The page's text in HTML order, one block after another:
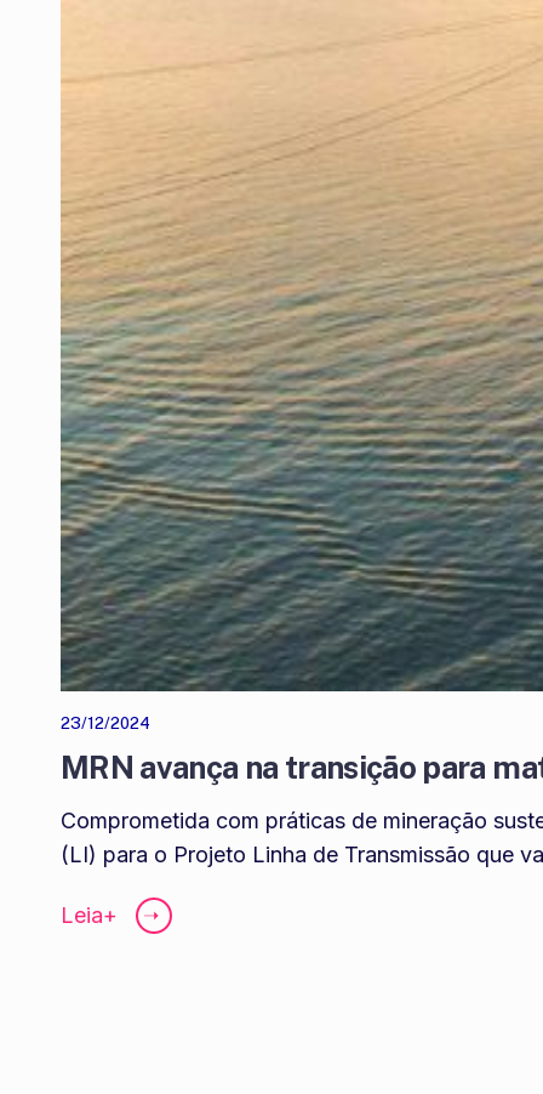
23/12/2024
MRN avança na transição para
Comprometida com práticas de mineração
(LI) para o Projeto Linha de Transmissão que
Leia+ ➝